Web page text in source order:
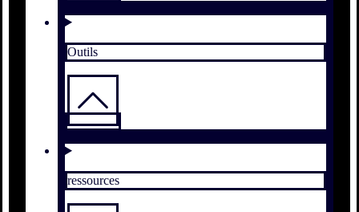
Outils
ressources